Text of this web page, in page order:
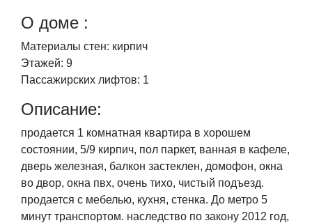
О доме :
Материалы стен: кирпич
Этажей: 9
Пассажирских лифтов: 1
Описание:
продается 1 комнатная квартира в хорошем
состоянии, 5/9 кирпич, пол паркет, ванная в кафеле,
дверь железная, балкон застеклен, домофон, окна
во двор, окна пвх, очень тихо, чистый подъезд.
продается с мебелью, кухня, стенка. До метро 5
минут транспортом. наследство по закону 2012 год,